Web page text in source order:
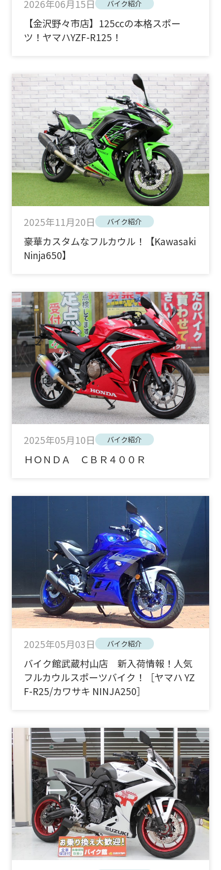
2026年06月15日 バイク紹介
【金沢野々市店】125ccの本格スポー
ツ！ヤマハYZF-R125！
2025年11月20日 バイク紹介
豪華カスタムなフルカウル！【Kawasaki
Ninja650】
2025年05月10日 バイク紹介
ＨＯＮＤＡ ＣＢＲ４００Ｒ
2025年05月03日 バイク紹介
バイク館武蔵村山店 新入荷情報！人気
フルカウルスポーツバイク！［ヤマハ YZ
F-R25/カワサキ NINJA250］